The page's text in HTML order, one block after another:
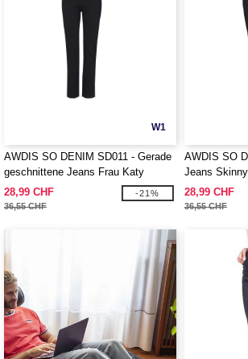
W1
AWDIS SO DENIM SD011 - Gerade
geschnittene Jeans Frau Katy
28,99 CHF
36,55 CHF
-21%
AWDIS SO
Jeans
28,99 CHF
36,55 CHF